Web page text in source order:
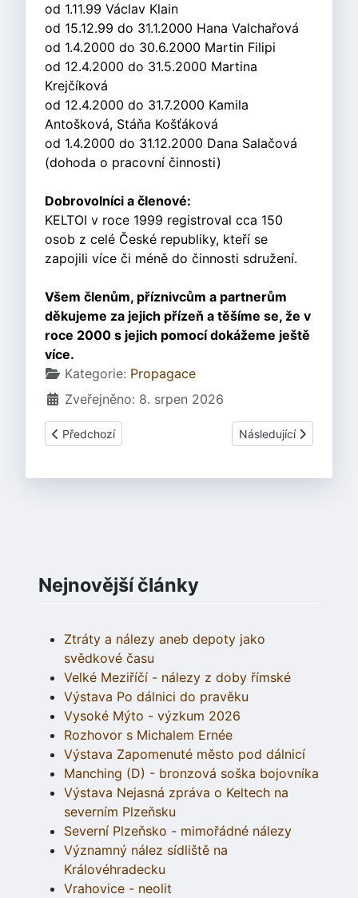
od 1.11.99 Václav Klain
od 15.12.99 do 31.1.2000 Hana Valchařová
od 1.4.2000 do 30.6.2000 Martin Filipi
od 12.4.2000 do 31.5.2000 Martina
Krejčíková
od 12.4.2000 do 31.7.2000 Kamila
Antošková, Stáňa Košťáková
od 1.4.2000 do 31.12.2000 Dana Salačová
(dohoda o pracovní činnosti)
Dobrovolníci a členové:
KELTOI v roce 1999 registroval cca 150
osob z celé České republiky, kteří se
zapojili více či méně do činnosti sdružení.
Všem členům, příznivcům a partnerům
děkujeme za jejich přízeň a těšíme se, že v
roce 2000 s jejich pomocí dokážeme ještě
více.
Základní údaje
Kategorie: Propagace
Zveřejněno: 8. srpen 2026
Předchozí článek: Bardův hlas 2/2000
Předchozí Další článek: Bardův
Následující
Nejnovější články
Ztráty a nálezy aneb depoty jako
svědkové času
Velké Meziříčí - nálezy z doby římské
Výstava Po dálnici do pravěku
Vysoké Mýto - výzkum 2026
Rozhovor s Michalem Ernée
Výstava Zapomenuté město pod dálnicí
Manching (D) - bronzová soška bojovníka
Výstava Nejasná zpráva o Keltech na
severním Plzeňsku
Severní Plzeňsko - mimořádné nálezy
Významný nález sídliště na
Královéhradecku
Vrahovice - neolit